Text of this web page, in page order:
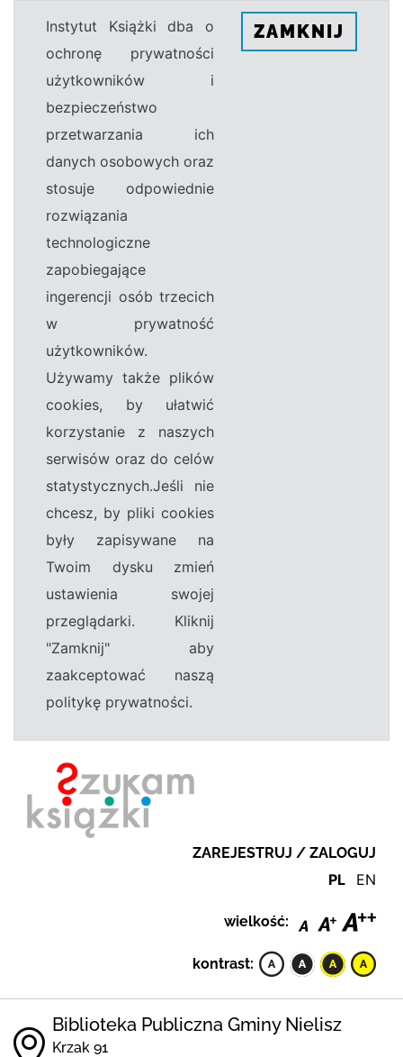
Instytut Książki dba o
ochronę prywatności
użytkowników i
bezpieczeństwo
przetwarzania ich
danych osobowych oraz
stosuje odpowiednie
rozwiązania
technologiczne
zapobiegające
ingerencji osób trzecich
w prywatność
użytkowników.
Używamy także plików
cookies, by ułatwić
korzystanie z naszych
serwisów oraz do celów
statystycznych.Jeśli nie
chcesz, by pliki cookies
były zapisywane na
Twoim dysku zmień
ustawienia swojej
przeglądarki. Kliknij
"Zamknij" aby
zaakceptować naszą
politykę prywatności.
ZAMKNIJ
ZAREJESTRUJ / ZALOGUJ
PL EN
wielkość:
kontrast:
Biblioteka Publiczna Gminy Nielisz
Krzak 91